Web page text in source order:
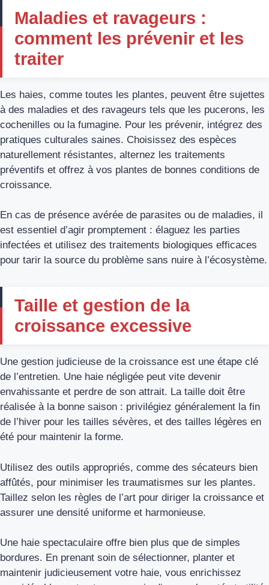
Maladies et ravageurs :
comment les prévenir et les
traiter
Les haies, comme toutes les plantes, peuvent être sujettes
à des maladies et des ravageurs tels que les pucerons, les
cochenilles ou la fumagine. Pour les prévenir, intégrez des
pratiques culturales saines. Choisissez des espèces
naturellement résistantes, alternez les traitements
préventifs et offrez à vos plantes de bonnes conditions de
croissance.
En cas de présence avérée de parasites ou de maladies, il
est essentiel d’agir promptement : élaguez les parties
infectées et utilisez des traitements biologiques efficaces
pour tarir la source du problème sans nuire à l’écosystème.
Taille et gestion de la
croissance excessive
Une gestion judicieuse de la croissance est une étape clé
de l’entretien. Une haie négligée peut vite devenir
envahissante et perdre de son attrait. La taille doit être
réalisée à la bonne saison : privilégiez généralement la fin
de l’hiver pour les tailles sévères, et des tailles légères en
été pour maintenir la forme.
Utilisez des outils appropriés, comme des sécateurs bien
affûtés, pour minimiser les traumatismes sur les plantes.
Taillez selon les règles de l’art pour diriger la croissance et
assurer une densité uniforme et harmonieuse.
Une haie spectaculaire offre bien plus que de simples
bordures. En prenant soin de sélectionner, planter et
maintenir judicieusement votre haie, vous enrichissez